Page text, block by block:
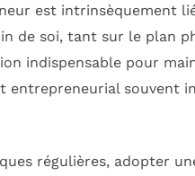
est intrinsèquement
de soi, tant sur le plan
indispensable pour
entrepreneurial souvent
régulières, adopter